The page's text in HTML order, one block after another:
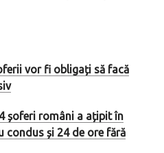
vor fi obligați să facă
șoferi români a ațipit în
condus și 24 de ore fără